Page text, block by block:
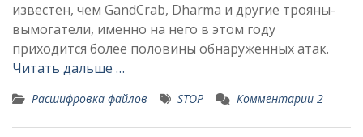
известен, чем GandCrab, Dharma и другие трояны-
вымогатели, именно на него в этом году
приходится более половины обнаруженных атак.
Читать дальше …
Расшифровка файлов STOP Комментарии 2